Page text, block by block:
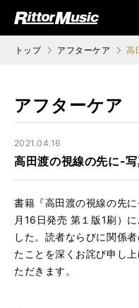
ジック (Rittor Musi
トップ アフターケア 高
アフターケア
2021.04.16
高田渡の視線の先に-
書籍『高田渡の視線の先
月16日発売 第１版1刷）
した。読者ならびに関係
たことを深くお詫び申し
ただきます。